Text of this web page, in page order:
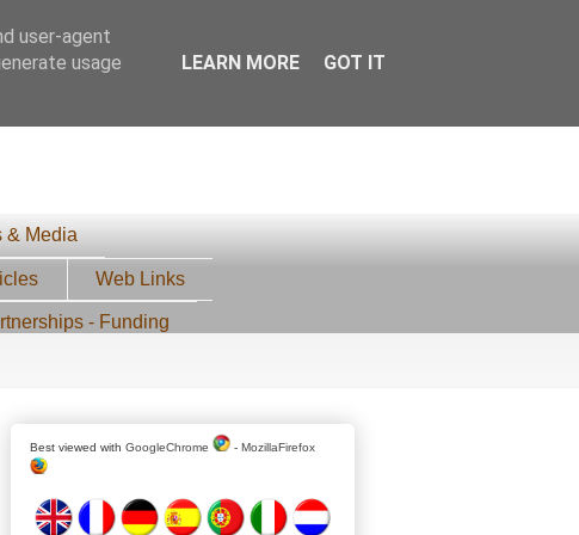
& Media
Web Links
- Funding
Best viewed with GoogleChrome - MozillaFirefox
user-agent
usage
LEARN MORE GOT IT